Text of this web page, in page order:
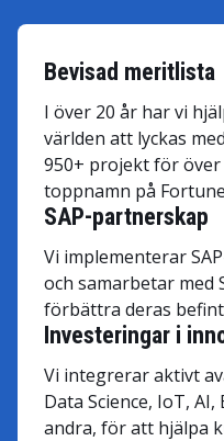
Bevisad meritlista
I över 20 år har vi
världen att lyckas
950+ projekt för
toppnamn på
SAP-partnerskap
Vi implementerar
och samarbetar med
förbättra deras
Investeringar i
Vi integrerar aktivt
Data Science, IoT,
andra, för att hjälpa